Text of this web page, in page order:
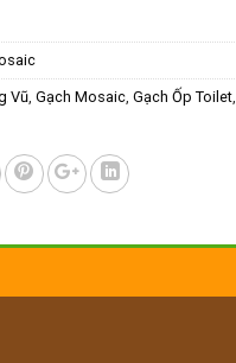
Vũ, Gạch Mosaic, Gạch Ốp Toilet,